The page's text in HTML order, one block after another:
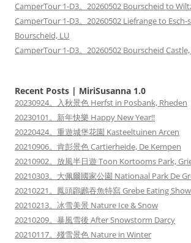
CamperTour 1-D3。20260502 Bourscheid to
CamperTour 1-D3。20260502 Liefrange to Esch-
Bourscheid, LU
CamperTour 1-D3。20260502 Bourscheid
Recent Posts | MiriSusanna 1.0
20230924。入秋景色 Herfst in Posbank, Rheden
20230101。新年快樂 Happy New Year!!
20220424。重遊城堡花園 Kasteeltuinen Arcen
20210906。肯彭景色 Cartierheide, De Kempen
20210902。放風半日遊 Toon Kortooms Park,
20210303。大佩爾國家公園 Nationaal Park De
20210221。鳳頭鸊鷉吞魚特寫 Grebe Eating Show
20210213。冰雪美景 Nature Ice & Snow
20210209。暴風雪後 After Snowstorm Darcy
20210117。殘雪景色 Nature in Winter